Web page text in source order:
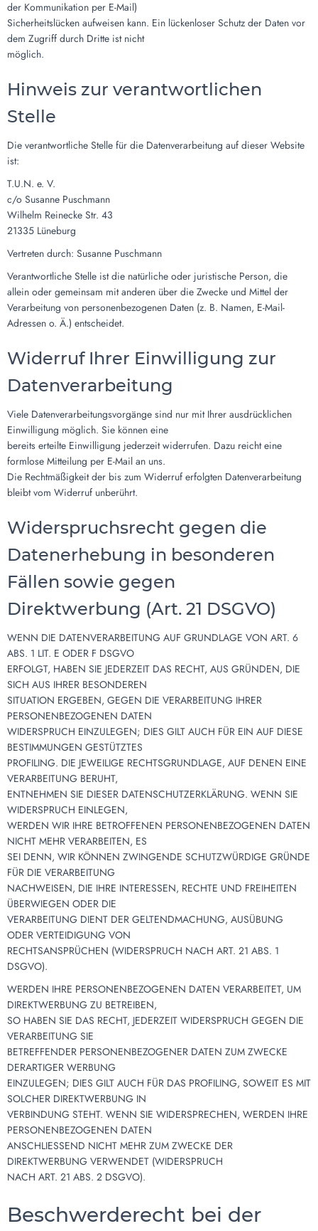
der Kommunikation per E-Mail)
Sicherheitslücken aufweisen kann. Ein lückenloser Schutz der Daten vor
dem Zugriff durch Dritte ist nicht
möglich.
Hinweis zur verantwortlichen
Stelle
Die verantwortliche Stelle für die Datenverarbeitung auf dieser Website
ist:
T.U.N. e. V.
c/o Susanne Puschmann
Wilhelm Reinecke Str. 43
21335 Lüneburg
Vertreten durch: Susanne Puschmann
Verantwortliche Stelle ist die natürliche oder juristische Person, die
allein oder gemeinsam mit anderen über die Zwecke und Mittel der
Verarbeitung von personenbezogenen Daten (z. B. Namen, E-Mail-
Adressen o. Ä.) entscheidet.
Widerruf Ihrer Einwilligung zur
Datenverarbeitung
Viele Datenverarbeitungsvorgänge sind nur mit Ihrer ausdrücklichen
Einwilligung möglich. Sie können eine
bereits erteilte Einwilligung jederzeit widerrufen. Dazu reicht eine
formlose Mitteilung per E-Mail an uns.
Die Rechtmäßigkeit der bis zum Widerruf erfolgten Datenverarbeitung
bleibt vom Widerruf unberührt.
Widerspruchsrecht gegen die
Datenerhebung in besonderen
Fällen sowie gegen
Direktwerbung (Art. 21 DSGVO)
WENN DIE DATENVERARBEITUNG AUF GRUNDLAGE VON ART. 6
ABS. 1 LIT. E ODER F DSGVO
ERFOLGT, HABEN SIE JEDERZEIT DAS RECHT, AUS GRÜNDEN, DIE
SICH AUS IHRER BESONDEREN
SITUATION ERGEBEN, GEGEN DIE VERARBEITUNG IHRER
PERSONENBEZOGENEN DATEN
WIDERSPRUCH EINZULEGEN; DIES GILT AUCH FÜR EIN AUF DIESE
BESTIMMUNGEN GESTÜTZTES
PROFILING. DIE JEWEILIGE RECHTSGRUNDLAGE, AUF DENEN EINE
VERARBEITUNG BERUHT,
ENTNEHMEN SIE DIESER DATENSCHUTZERKLÄRUNG. WENN SIE
WIDERSPRUCH EINLEGEN,
WERDEN WIR IHRE BETROFFENEN PERSONENBEZOGENEN DATEN
NICHT MEHR VERARBEITEN, ES
SEI DENN, WIR KÖNNEN ZWINGENDE SCHUTZWÜRDIGE GRÜNDE
FÜR DIE VERARBEITUNG
NACHWEISEN, DIE IHRE INTERESSEN, RECHTE UND FREIHEITEN
ÜBERWIEGEN ODER DIE
VERARBEITUNG DIENT DER GELTENDMACHUNG, AUSÜBUNG
ODER VERTEIDIGUNG VON
RECHTSANSPRÜCHEN (WIDERSPRUCH NACH ART. 21 ABS. 1
DSGVO).
WERDEN IHRE PERSONENBEZOGENEN DATEN VERARBEITET, UM
DIREKTWERBUNG ZU BETREIBEN,
SO HABEN SIE DAS RECHT, JEDERZEIT WIDERSPRUCH GEGEN DIE
VERARBEITUNG SIE
BETREFFENDER PERSONENBEZOGENER DATEN ZUM ZWECKE
DERARTIGER WERBUNG
EINZULEGEN; DIES GILT AUCH FÜR DAS PROFILING, SOWEIT ES MIT
SOLCHER DIREKTWERBUNG IN
VERBINDUNG STEHT. WENN SIE WIDERSPRECHEN, WERDEN IHRE
PERSONENBEZOGENEN DATEN
ANSCHLIESSEND NICHT MEHR ZUM ZWECKE DER
DIREKTWERBUNG VERWENDET (WIDERSPRUCH
NACH ART. 21 ABS. 2 DSGVO).
Beschwerderecht bei der